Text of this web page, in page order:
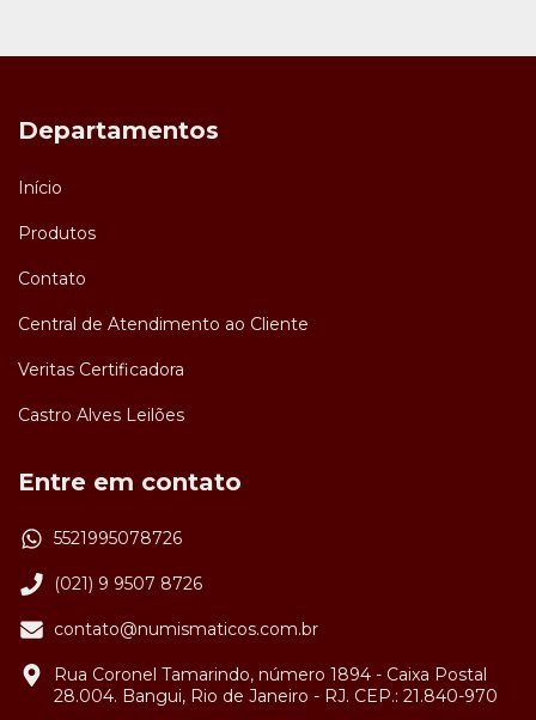
Departamentos
Início
Produtos
Contato
Central de Atendimento ao Cliente
Veritas Certificadora
Castro Alves Leilões
Entre em contato
5521995078726
(021) 9 9507 8726
contato@numismaticos.com.br
Rua Coronel Tamarindo, número 1894 - Caixa Postal
28.004. Bangui, Rio de Janeiro - RJ. CEP.: 21.840-970